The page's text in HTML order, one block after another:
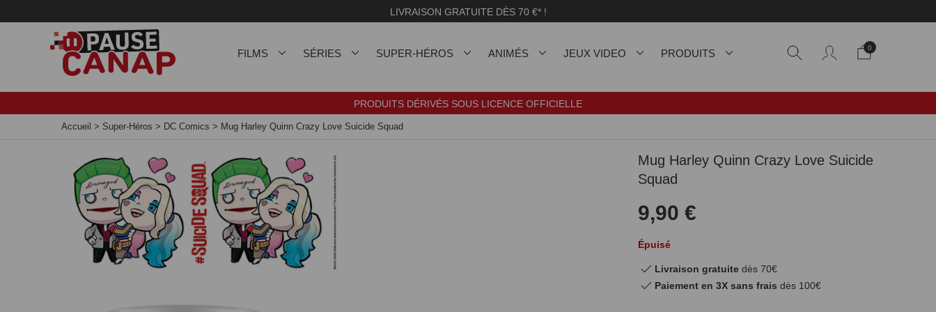
LIVRAISON GRATUITE DÈS 70 €* !
FILMS SÉRIES SUPER-HÉROS ANIMÉS JEUX VIDEO PRODUITS 0
PRODUITS DÉRIVÉS SOUS LICENCE OFFICIELLE
Accueil > Super-Héros > DC Comics > Mug Harley Quinn Crazy Love Suicide Squad
Mug Harley Quinn Crazy Love Suicide
Squad
9,90 €
Épuisé
Livraison gratuite dès 70€
Paiement en 3X sans frais dès 100€